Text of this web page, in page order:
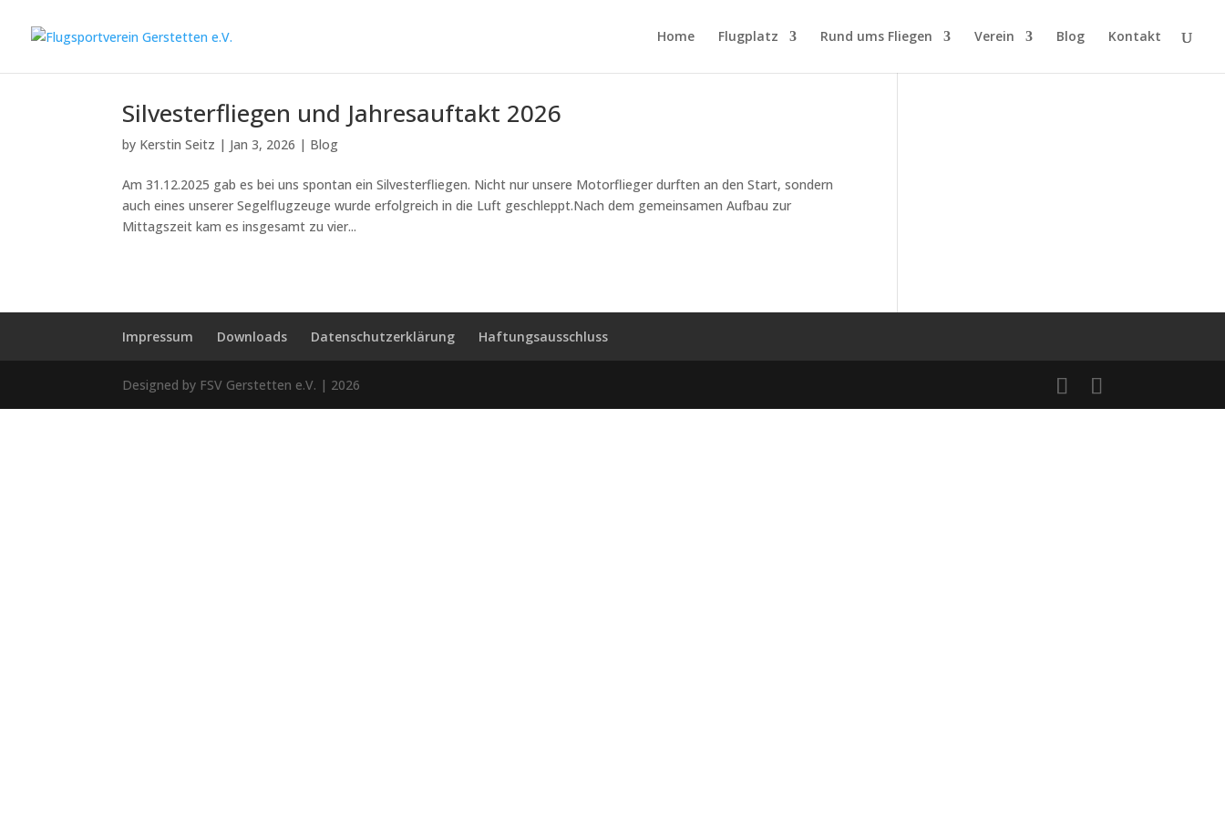
Home Flugplatz Rund ums Fliegen Verein Blog Kontakt
Silvesterfliegen und Jahresauftakt 2026
by Kerstin Seitz | Jan 3, 2026 | Blog
Am 31.12.2025 gab es bei uns spontan ein Silvesterfliegen. Nicht nur unsere Motorflieger durften an den Start, sondern
auch eines unserer Segelflugzeuge wurde erfolgreich in die Luft geschleppt.Nach dem gemeinsamen Aufbau zur
Mittagszeit kam es insgesamt zu vier...
Impressum Downloads Datenschutzerklärung Haftungsausschluss
Designed by FSV Gerstetten e.V. | 2026